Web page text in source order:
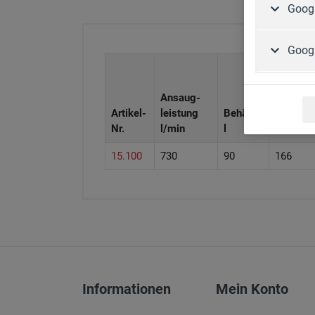
Artikel-
Nr.
Ansaug-
leistung
l/min
Behälter
15.100 730 90 166
Informationen Mein Konto